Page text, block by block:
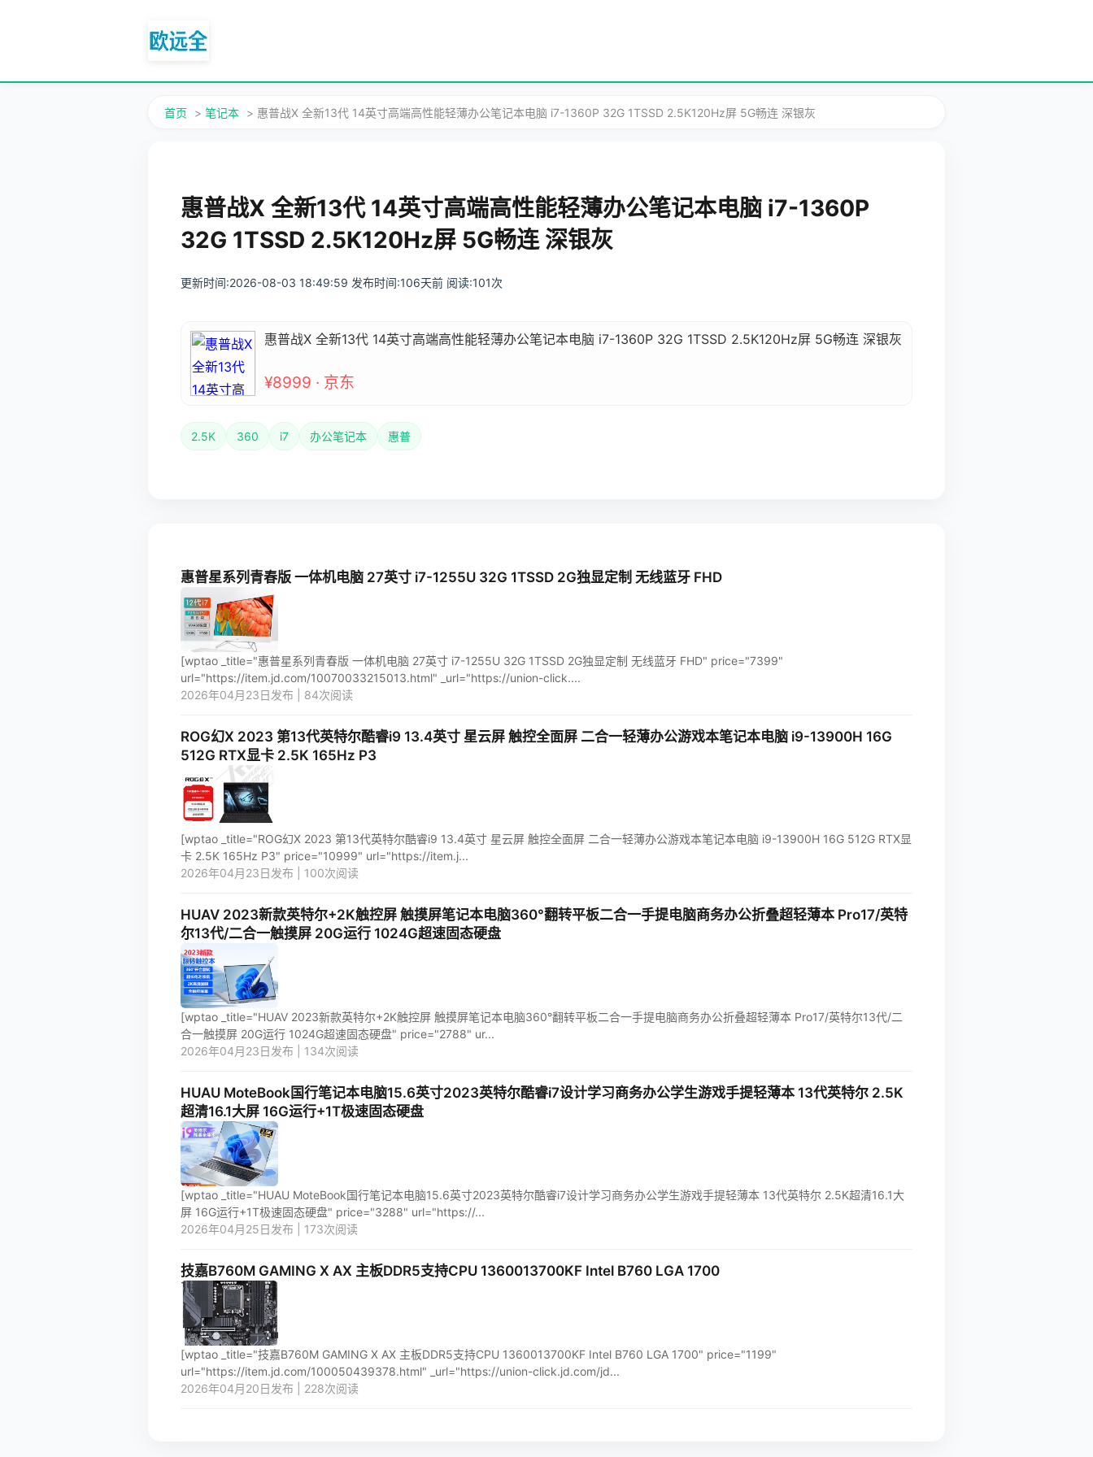
首页 > 笔记本 > 惠普战X 全新13代 14英寸高端高性能轻薄办公笔记本电脑 i7-1360P 32G 1TSSD 2.5K120Hz屏 5G畅连 深银灰
惠普战X 全新13代 14英寸高端高性能轻薄办公笔记本电脑 i7-1360P
32G 1TSSD 2.5K120Hz屏 5G畅连 深银灰
更新时间:2026-08-03 18:49:59 发布时间:106天前 阅读:101次
惠普战X 全新13代 14英寸高端高性能轻薄办公笔记本电脑 i7-1360P 32G 1TSSD 2.5K120Hz屏 5G畅连 深银灰
¥8999 · 京东
2.5K 360 i7 办公笔记本 惠普
惠普星系列青春版 一体机电脑 27英寸 i7-1255U 32G 1TSSD 2G独显定制 无线蓝牙 FHD
[wptao _title="惠普星系列青春版 一体机电脑 27英寸 i7-1255U 32G 1TSSD 2G独显定制 无线蓝牙 FHD" price="7399"
url="https://item.jd.com/10070033215013.html" _url="https://union-click....
2026年04月23日发布 | 84次阅读
ROG幻X 2023 第13代英特尔酷睿i9 13.4英寸 星云屏 触控全面屏 二合一轻薄办公游戏本笔记本电脑 i9-13900H 16G
512G RTX显卡 2.5K 165Hz P3
[wptao _title="ROG幻X 2023 第13代英特尔酷睿i9 13.4英寸 星云屏 触控全面屏 二合一轻薄办公游戏本笔记本电脑 i9-13900H 16G 512G RTX显
卡 2.5K 165Hz P3" price="10999" url="https://item.j...
2026年04月23日发布 | 100次阅读
HUAV 2023新款英特尔+2K触控屏 触摸屏笔记本电脑360°翻转平板二合一手提电脑商务办公折叠超轻薄本 Pro17/英特
尔13代/二合一触摸屏 20G运行 1024G超速固态硬盘
[wptao _title="HUAV 2023新款英特尔+2K触控屏 触摸屏笔记本电脑360°翻转平板二合一手提电脑商务办公折叠超轻薄本 Pro17/英特尔13代/二
合一触摸屏 20G运行 1024G超速固态硬盘" price="2788" ur...
2026年04月23日发布 | 134次阅读
HUAU MoteBook国行笔记本电脑15.6英寸2023英特尔酷睿i7设计学习商务办公学生游戏手提轻薄本 13代英特尔 2.5K
超清16.1大屏 16G运行+1T极速固态硬盘
[wptao _title="HUAU MoteBook国行笔记本电脑15.6英寸2023英特尔酷睿i7设计学习商务办公学生游戏手提轻薄本 13代英特尔 2.5K超清16.1大
屏 16G运行+1T极速固态硬盘" price="3288" url="https://...
2026年04月25日发布 | 173次阅读
技嘉B760M GAMING X AX 主板DDR5支持CPU 1360013700KF Intel B760 LGA 1700
[wptao _title="技嘉B760M GAMING X AX 主板DDR5支持CPU 1360013700KF Intel B760 LGA 1700" price="1199"
url="https://item.jd.com/100050439378.html" _url="https://union-click.jd.com/jd...
2026年04月20日发布 | 228次阅读